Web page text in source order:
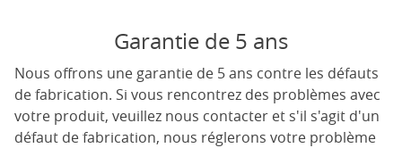
Garantie de 5 ans
Nous offrons une garantie de 5 ans contre les défauts
de fabrication. Si vous rencontrez des problèmes avec
votre produit, veuillez nous contacter et s'il s'agit d'un
défaut de fabrication, nous réglerons votre problème